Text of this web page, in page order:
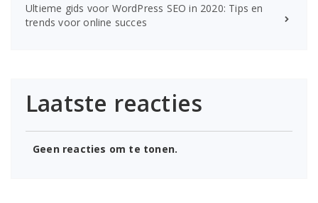
Ultieme gids voor WordPress SEO in 2020: Tips en
trends voor online succes
Laatste reacties
Geen reacties om te tonen.